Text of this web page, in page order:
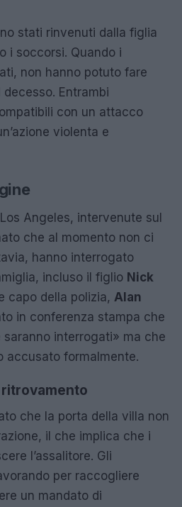
stati rinvenuti dalla figlia
i soccorsi. Quando i
non hanno potuto fare
Entrambi
con un attacco
violenta e
Angeles, intervenute sul
che al momento non ci
hanno interrogato
incluso il figlio Nick
capo della polizia, Alan
in conferenza stampa che
interrogati» ma che
accusato formalmente.
che la porta della villa non
il che implica che i
l’assalitore. Gli
per raccogliere
un mandato di